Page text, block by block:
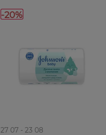
-20%
27 07 - 23 08